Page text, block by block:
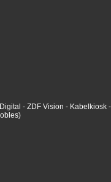
- ZDF Vision - Kabelkiosk
)